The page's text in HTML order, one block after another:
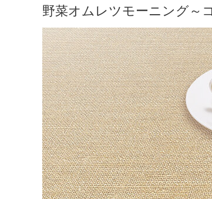
野菜オムレツモーニング～